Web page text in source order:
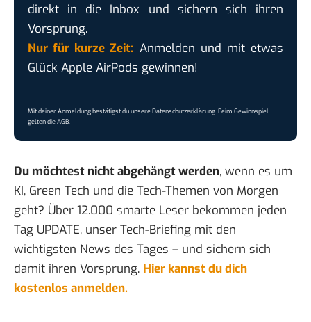
direkt in die Inbox und sichern sich ihren
Vorsprung.
Nur für kurze Zeit: Anmelden und mit etwas
Glück Apple AirPods gewinnen!
Mit deiner Anmeldung bestätigst du unsereDatenschutzerklärung. Beim Gewinnspiel
gelten dieAGB.
Du möchtest nicht abgehängt werden, wenn es um
KI, Green Tech und die Tech-Themen von Morgen
geht? Über 12.000 smarte Leser bekommen jeden
Tag UPDATE, unser Tech-Briefing mit den
wichtigsten News des Tages – und sichern sich
damit ihren Vorsprung. Hier kannst du dich
kostenlos anmelden.